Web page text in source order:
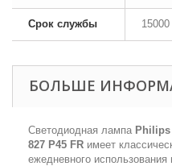
Срок службы
БОЛЬШЕ
Светодиодная лампа Philips
827 P45 FR имеет
ежедневного использования